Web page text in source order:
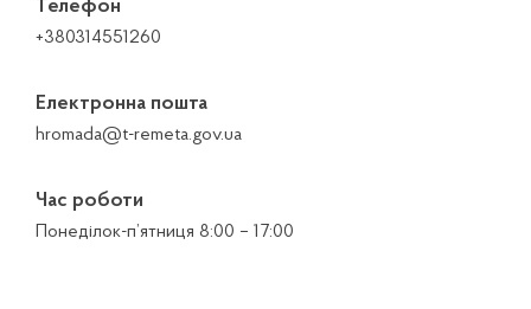
Телефон
+380314551260
Електронна пошта
hromada@t-remeta.gov.ua
Час роботи
Понеділок-п’ятниця 8:00 – 17:00